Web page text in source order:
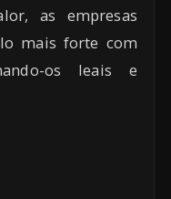
as empresas
mais forte com
os leais e